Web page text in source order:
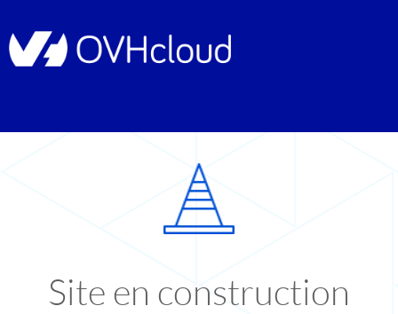
Site en construction